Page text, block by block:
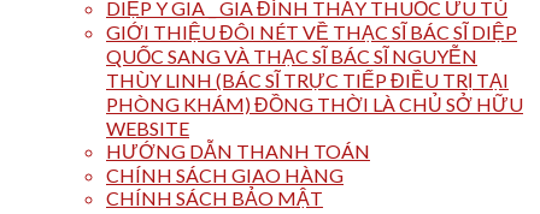
DIỆP Y GIA _ GIA ĐÌNH THẦY THUỐC ƯU TÚ
GIỚI THIỆU ĐÔI NÉT VỀ THẠC SĨ BÁC SĨ DIỆP
QUỐC SANG VÀ THẠC SĨ BÁC SĨ NGUYỄN
THÙY LINH (BÁC SĨ TRỰC TIẾP ĐIỀU TRỊ TẠI
PHÒNG KHÁM) ĐỒNG THỜI LÀ CHỦ SỞ HỮU
WEBSITE
HƯỚNG DẪN THANH TOÁN
CHÍNH SÁCH GIAO HÀNG
CHÍNH SÁCH BẢO MẬT